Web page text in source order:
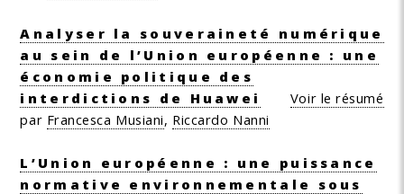
Analyser la souveraineté numérique
au sein de l’Union européenne : une
économie politique des
interdictions de Huawei
Voir le résumé
par Francesca Musiani, Riccardo Nanni
L’Union européenne : une puissance
normative environnementale sous